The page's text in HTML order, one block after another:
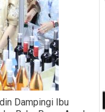
Dampingi Ibu